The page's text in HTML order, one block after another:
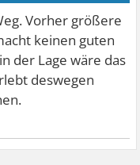
Vorher größere
keinen guten
der Lage wäre das
deswegen